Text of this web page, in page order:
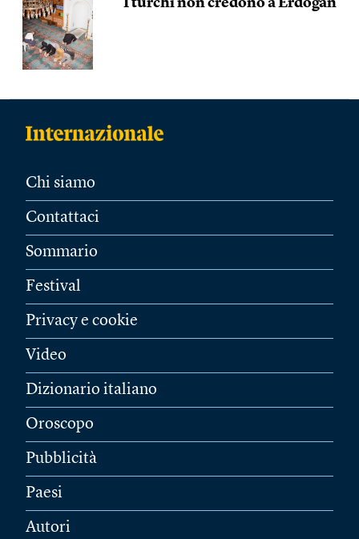
I turchi non credono a Erdoğan
Chi siamo
Contattaci
Sommario
Festival
Privacy e cookie
Video
Dizionario italiano
Oroscopo
Pubblicità
Paesi
Autori